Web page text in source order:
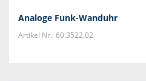
Analoge Funk-Wanduhr
Artikel Nr.: 60.3522.02